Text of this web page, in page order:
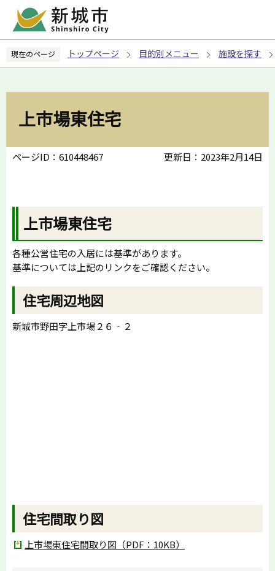
ペ
の
現在のページ トップページ 目的別メニュー 施設を探す
上市場東住宅
ページID：610448467 更新日：2023年2月14日
上市場東住宅
各種公営住宅の入居には基準があります。
基準については上記のリンクをご確認ください。
住宅周辺地図
新城市野田字上市場２６‐２
住宅間取り図
上市場東住宅間取り図（PDF：10KB）